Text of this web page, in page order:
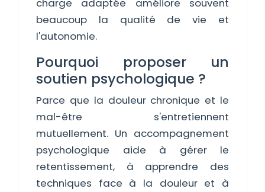
charge adaptée améliore souvent
beaucoup la qualité de vie et
l'autonomie.
Pourquoi proposer un
soutien psychologique ?
Parce que la douleur chronique et le
mal-être s'entretiennent
mutuellement. Un accompagnement
psychologique aide à gérer le
retentissement, à apprendre des
techniques face à la douleur et à